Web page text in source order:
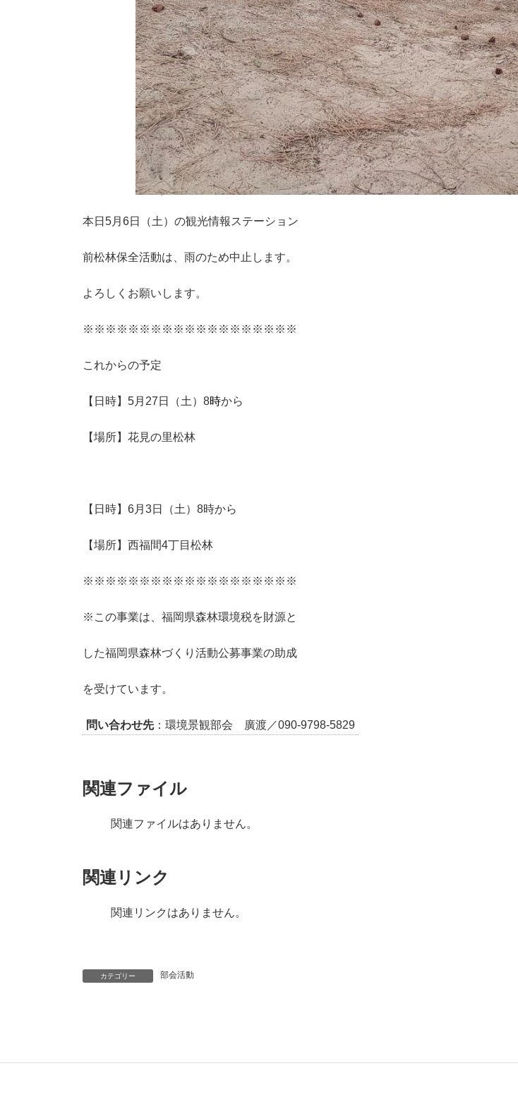
本日5月6日（土）の観光情報ステーション
前松林保全活動は、雨のため中止します。
よろしくお願いします。
※※※※※※※※※※※※※※※※※※※
これからの予定
【日時】5月27日（土）8時から
【場所】花見の里松林
【日時】6月3日（土）8時から
【場所】西福間4丁目松林
※※※※※※※※※※※※※※※※※※※
※この事業は、福岡県森林環境税を財源と
した福岡県森林づくり活動公募事業の助成
を受けています。
問い合わせ先：環境景観部会 廣渡／090-9798-5829
関連ファイル
関連ファイルはありません。
関連リンク
関連リンクはありません。
カテゴリー 部会活動